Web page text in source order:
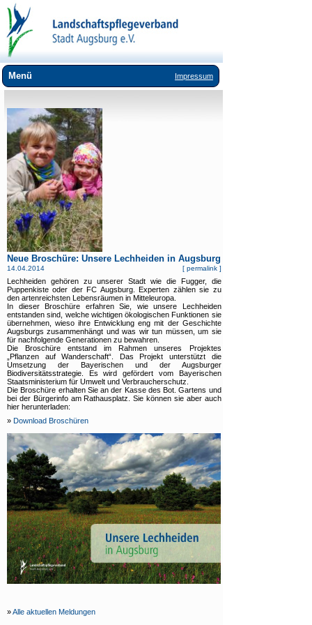
Impressum
Menü
Landschaftspflege
Umweltbildung
Lebensräume
Arten
Downloads
Links
Neue Broschüre: Unsere Lechheiden in Augsburg
[ permalink]
14.04.2014
Lechheiden gehören zu unserer Stadt wie die Fugger, die
Puppenkiste oder der FC Augsburg. Experten zählen sie zu
den artenreichsten Lebensräumen in Mitteleuropa.
In dieser Broschüre erfahren Sie, wie unsere Lechheiden
entstanden sind, welche wichtigen ökologischen Funktionen sie
übernehmen, wieso ihre Entwicklung eng mit der Geschichte
Augsburgs zusammenhängt und was wir tun müssen, um sie
für nachfolgende Generationen zu bewahren.
Die Broschüre entstand im Rahmen unseres Projektes
„Pflanzen auf Wanderschaft“. Das Projekt unterstützt die
Umsetzung der Bayerischen und der Augsburger
Biodiversitätsstrategie. Es wird gefördert vom Bayerischen
Staatsministerium für Umwelt und Verbraucherschutz.
Die Broschüre erhalten Sie an der Kasse des Bot. Gartens und
bei der Bürgerinfo am Rathausplatz. Sie können sie aber auch
hier herunterladen:
» Download Broschüren
»Alle aktuellen Meldungen